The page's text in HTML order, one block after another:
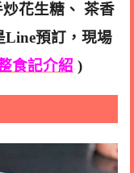
花生糖、 茶香
Line預訂，現場
食記介紹 )